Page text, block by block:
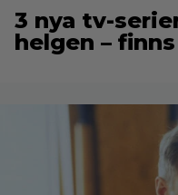
3 nya tv-
helgen –